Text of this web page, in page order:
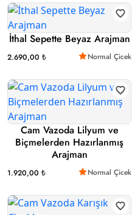
İthal Sepette Beyaz Arajman
2.690,00 ₺ Normal Çicek
Cam Vazoda Lilyum ve
Biçmelerden Hazırlanmış
Arajman
1.920,00 ₺ Normal Çicek